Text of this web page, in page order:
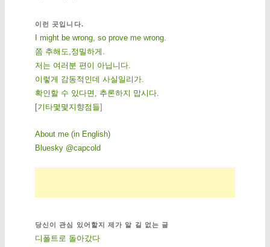
이런 곳입니다.
I might be wrong, so prove me wrong.
쫌 추해도,정밀하게.
저는 여러분 편이 아닙니다.
이렇게 감동적인데 사실일리가.
확인할 수 있다면, 추론하지 맙시다.
[기 타몇 몇 지 향점 들]
About me (in English)
Bluesky @capcold
당신이 관심 있어할지 제가 알 길 없는 글
디폴트로 돌아갔다